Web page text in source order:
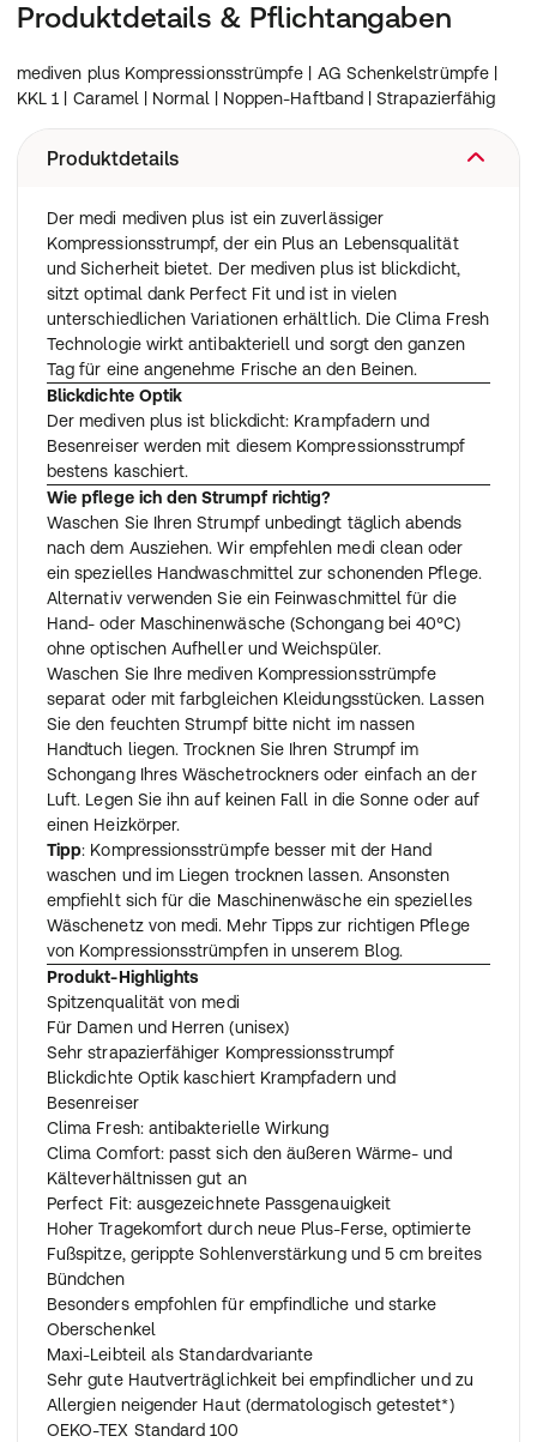
Produktdetails & Pflichtangaben
mediven plus Kompressionsstrümpfe | AG Schenkelstrümpfe |
KKL 1 | Caramel | Normal | Noppen-Haftband | Strapazierfähig
Produktdetails
Der medi mediven plus ist ein zuverlässiger
Kompressionsstrumpf, der ein Plus an Lebensqualität
und Sicherheit bietet. Der mediven plus ist blickdicht,
sitzt optimal dank Perfect Fit und ist in vielen
unterschiedlichen Variationen erhältlich. Die Clima Fresh
Technologie wirkt antibakteriell und sorgt den ganzen
Tag für eine angenehme Frische an den Beinen.
Blickdichte Optik
Der mediven plus ist blickdicht: Krampfadern und
Besenreiser werden mit diesem Kompressionsstrumpf
bestens kaschiert.
Wie pflege ich den Strumpf richtig?
Waschen Sie Ihren Strumpf unbedingt täglich abends
nach dem Ausziehen. Wir empfehlen medi clean oder
ein spezielles Handwaschmittel zur schonenden Pflege.
Alternativ verwenden Sie ein Feinwaschmittel für die
Hand- oder Maschinenwäsche (Schongang bei 40°C)
ohne optischen Aufheller und Weichspüler.
Waschen Sie Ihre mediven Kompressionsstrümpfe
separat oder mit farbgleichen Kleidungsstücken. Lassen
Sie den feuchten Strumpf bitte nicht im nassen
Handtuch liegen. Trocknen Sie Ihren Strumpf im
Schongang Ihres Wäschetrockners oder einfach an der
Luft. Legen Sie ihn auf keinen Fall in die Sonne oder auf
einen Heizkörper.
Tipp: Kompressionsstrümpfe besser mit der Hand
waschen und im Liegen trocknen lassen. Ansonsten
empfiehlt sich für die Maschinenwäsche ein spezielles
Wäschenetz von medi. Mehr Tipps zur richtigen Pflege
von Kompressionsstrümpfen in unserem Blog.
Produkt-Highlights
Spitzenqualität von medi
Für Damen und Herren (unisex)
Sehr strapazierfähiger Kompressionsstrumpf
Blickdichte Optik kaschiert Krampfadern und
Besenreiser
Clima Fresh: antibakterielle Wirkung
Clima Comfort: passt sich den äußeren Wärme- und
Kälteverhältnissen gut an
Perfect Fit: ausgezeichnete Passgenauigkeit
Hoher Tragekomfort durch neue Plus-Ferse, optimierte
Fußspitze, gerippte Sohlenverstärkung und 5 cm breites
Bündchen
Besonders empfohlen für empfindliche und starke
Oberschenkel
Maxi-Leibteil als Standardvariante
Sehr gute Hautverträglichkeit bei empfindlicher und zu
Allergien neigender Haut (dermatologisch getestet*)
OEKO-TEX Standard 100